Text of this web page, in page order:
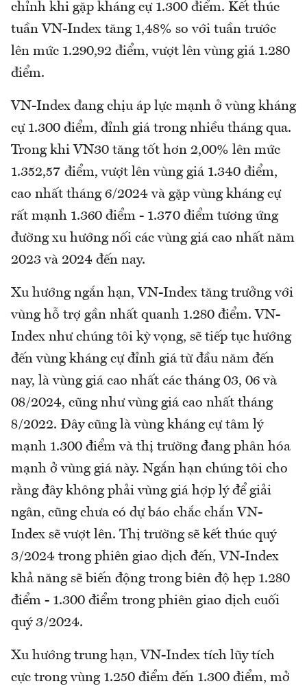
chỉnh khi gặp kháng cự 1.300 điểm. Kết thúc
tuần VN-Index tăng 1,48% so với tuần trước
lên mức 1.290,92 điểm, vượt lên vùng giá 1.280
điểm.
VN-Index đang chịu áp lực mạnh ở vùng kháng
cự 1.300 điểm, đỉnh giá trong nhiều tháng qua.
Trong khi VN30 tăng tốt hơn 2,00% lên mức
1.352,57 điểm, vượt lên vùng giá 1.340 điểm,
cao nhất tháng 6/2024 và gặp vùng kháng cự
rất mạnh 1.360 điểm - 1.370 điểm tương ứng
đường xu hướng nối các vùng giá cao nhất năm
2023 và 2024 đến nay.
Xu hướng ngắn hạn, VN-Index tăng trưởng với
vùng hỗ trợ gần nhất quanh 1.280 điểm. VN-
Index như chúng tôi kỳ vọng, sẽ tiếp tục hướng
đến vùng kháng cự đỉnh giá từ đầu năm đến
nay, là vùng giá cao nhất các tháng 03, 06 và
08/2024, cũng như vùng giá cao nhất tháng
8/2022. Đây cũng là vùng kháng cự tâm lý
mạnh 1.300 điểm và thị trường đang phân hóa
mạnh ở vùng giá này. Ngắn hạn chúng tôi cho
rằng đây không phải vùng giá hợp lý để giải
ngân, cũng chưa có dự báo chắc chắn VN-
Index sẽ vượt lên. Thị trường sẽ kết thúc quý
3/2024 trong phiên giao dịch đến, VN-Index
khả năng sẽ biến động trong biên độ hẹp 1.280
điểm - 1.300 điểm trong phiên giao dịch cuối
quý 3/2024.
Xu hướng trung hạn, VN-Index tích lũy tích
cực trong vùng 1.250 điểm đến 1.300 điểm, mở